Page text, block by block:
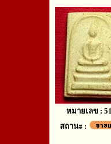
หมายเลข :
สถานะ :